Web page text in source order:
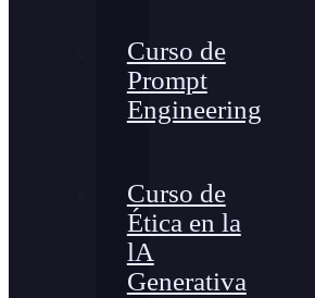
Curso de
Prompt
Engineering
Curso de
Ética en la
lA
Generativa